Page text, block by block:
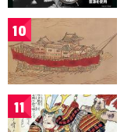
10
11